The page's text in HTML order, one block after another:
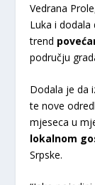
Vedrana
Luka i
trend
području
Dodala je da
te nove
mjeseca u
lokalnom
Srpske.